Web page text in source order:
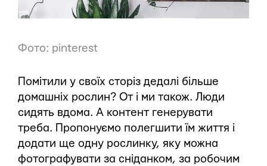
Фото: pinterest
Помітили у своїх сторіз дедалі більше
домашніх рослин? От і ми також. Люди
сидять вдома. А контент генерувати
треба. Пропонуємо полегшити їм життя і
додати ще одну рослинку, яку можна
фотографувати за сніданком, за робочим